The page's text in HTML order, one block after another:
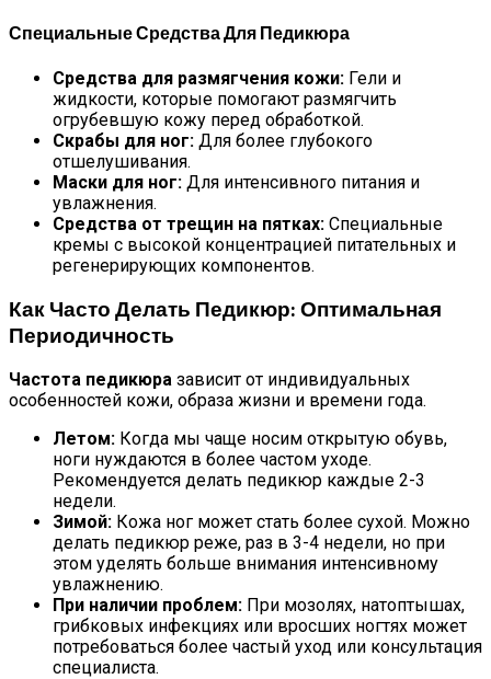
Специальные Средства Для Педикюра
Средства для размягчения кожи: Гели и
жидкости, которые помогают размягчить
огрубевшую кожу перед обработкой.
Скрабы для ног: Для более глубокого
отшелушивания.
Маски для ног: Для интенсивного питания и
увлажнения.
Средства от трещин на пятках: Специальные
кремы с высокой концентрацией питательных и
регенерирующих компонентов.
Как Часто Делать Педикюр: Оптимальная
Периодичность
Частота педикюра зависит от индивидуальных
особенностей кожи, образа жизни и времени года.
Летом: Когда мы чаще носим открытую обувь,
ноги нуждаются в более частом уходе.
Рекомендуется делать педикюр каждые 2-3
недели.
Зимой: Кожа ног может стать более сухой. Можно
делать педикюр реже, раз в 3-4 недели, но при
этом уделять больше внимания интенсивному
увлажнению.
При наличии проблем: При мозолях, натоптышах,
грибковых инфекциях или вросших ногтях может
потребоваться более частый уход или консультация
специалиста.